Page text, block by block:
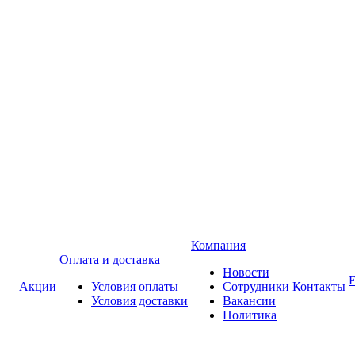
Акции
Оплата и доставка
Условия оплаты
Условия доставки
Компания
Новости
Сотрудники
Вакансии
Политика
Контакты